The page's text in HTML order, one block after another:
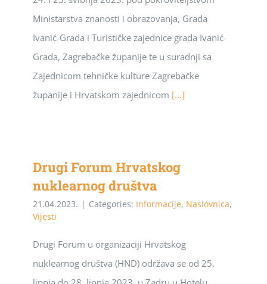
Ministarstva znanosti i obrazovanja, Grada
Ivanić-Grada i Turističke zajednice grada Ivanić-
Grada, Zagrebačke županije te u suradnji sa
Zajednicom tehničke kulture Zagrebačke
županije i Hrvatskom zajednicom [...]
Drugi Forum Hrvatskog
nuklearnog društva
21.04.2023. | Categories: Informacije, Naslovnica,
Vijesti
Drugi Forum u organizaciji Hrvatskog
nuklearnog društva (HND) održava se od 25.